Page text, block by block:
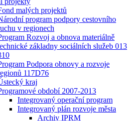
malých projektů
program podpory cestovního
v regionech
Rozvoj a obnova materiálně
základny sociálních služeb 013
Podpora obnovy a rozvoje
117D76
kraj
období 2007-2013
Integrovaný operační program
Integrovaný plán rozvoje města
Archiv IPRM